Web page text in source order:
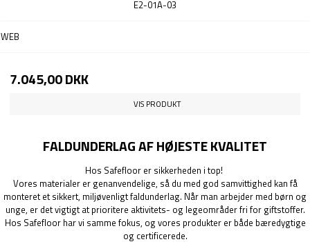
E2-01A-03
WEB
7.045,00 DKK
VIS PRODUKT
FALDUNDERLAG AF HØJESTE KVALITET
Hos Safefloor er sikkerheden i top!
Vores materialer er genanvendelige, så du med god samvittighed kan få
monteret et sikkert, miljøvenligt faldunderlag. Når man arbejder med børn og
unge, er det vigtigt at prioritere aktivitets- og legeområder fri for giftstoffer.
Hos Safefloor har vi samme fokus, og vores produkter er både bæredygtige
og certificerede.